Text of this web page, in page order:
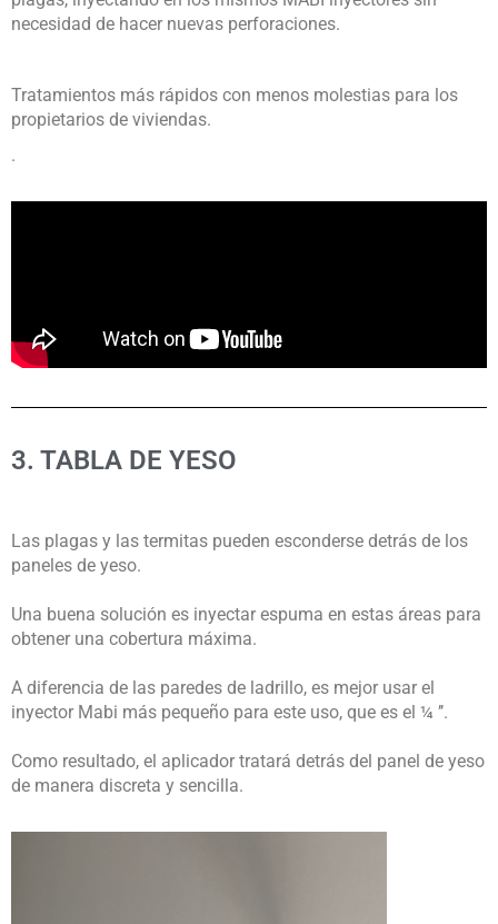
necesidad de hacer nuevas perforaciones.
Tratamientos más rápidos con menos molestias para los
propietarios de viviendas.
.
3. TABLA DE YESO
Las plagas y las termitas pueden esconderse detrás de los
paneles de yeso.
Una buena solución es inyectar espuma en estas áreas para
obtener una cobertura máxima.
A diferencia de las paredes de ladrillo, es mejor usar el
inyector Mabi más pequeño para este uso, que es el ¼ ’’.
Como resultado, el aplicador tratará detrás del panel de yeso
de manera discreta y sencilla.